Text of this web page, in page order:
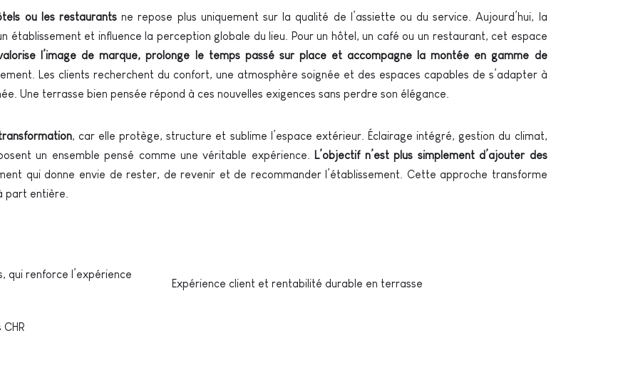
ou les restaurantsne repose plus uniquement sur la qualité de l’assiette ou du service. Aujourd’hui, la
établissement et influence la perception globale du lieu. Pour un hôtel, un café ou un restaurant, cet espace
valorise l’image de marque, prolonge le temps passé sur place et accompagne la montée en gamme de
Les clients recherchent du confort, une atmosphère soignée et des espaces capables de s’adapter à
Une terrasse bien pensée répond à ces nouvelles exigences sans perdre son élégance.
, car elle protège, structure et sublime l’espace extérieur. Éclairage intégré, gestion du climat,
un ensemble pensé comme une véritable expérience. L’objectif n’est plus simplement d’ajouter des
qui donne envie de rester, de revenir et de recommander l’établissement. Cette approche transforme
part entière.
qui renforce l’expérience
Expérience client et rentabilité durable en terrasse